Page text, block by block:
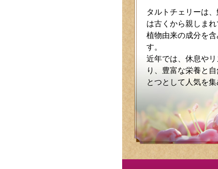
タルトチェリーは
は古くから親しま
植物由来の成分を
す。
近年では、休息や
り、豊富な栄養と
とつとして人気を